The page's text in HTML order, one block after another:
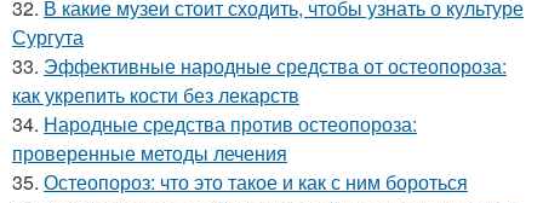
32. В какие музеи стоит сходить, чтобы узнать о культуре
Сургута
33. Эффективные народные средства от остеопороза:
как укрепить кости без лекарств
34. Народные средства против остеопороза:
проверенные методы лечения
35. Остеопороз: что это такое и как с ним бороться